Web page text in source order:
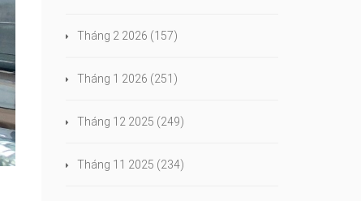
Tháng 2 2026 (157)
Tháng 1 2026 (251)
Tháng 12 2025 (249)
Tháng 11 2025 (234)